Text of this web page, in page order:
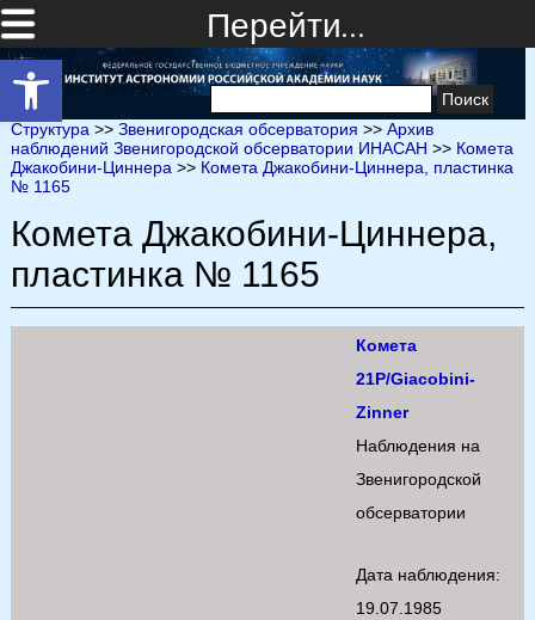
Открыть панель инструментов
Перейти…
Найти:
Структура >> Звенигородская обсерватория >> Архив
наблюдений Звенигородской обсерватории ИНАСАН >> Комета
Джакобини-Циннера >> Комета Джакобини-Циннера, пластинка
№ 1165
Комета Джакобини-Циннера,
пластинка № 1165
Комета
21P/Giacobini-
Zinner
Наблюдения на
Звенигородской
обсерватории
Дата наблюдения:
19.07.1985